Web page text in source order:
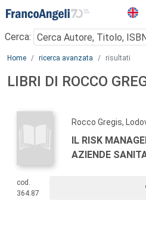
Menu
Cerca:
Main content
Home ricerca avanzata risultati
LIBRI DI ROCCO
Rocco Gregis,
IL RISK
AZIENDE
cod.
364.87